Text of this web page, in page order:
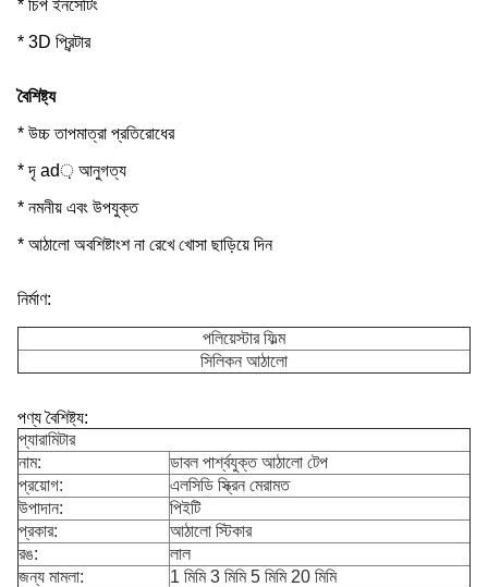
* চিপ ইনসেটিং
* 3D প্রিন্টার
বৈশিষ্ট্য
* উচ্চ তাপমাত্রা প্রতিরোধের
* দৃ ad় আনুগত্য
* নমনীয় এবং উপযুক্ত
* আঠালো অবশিষ্টাংশ না রেখে খোসা ছাড়িয়ে দিন
নির্মাণ:
পলিয়েস্টার ফিল্ম
সিলিকন আঠালো
পণ্য বৈশিষ্ট্য:
প্যারামিটার
নাম:
ডাবল পার্শ্বযুক্ত আঠালো টেপ
প্রয়োগ:
এলসিডি স্ক্রিন মেরামত
উপাদান:
পিইটি
প্রকার:
আঠালো স্টিকার
রঙ:
লাল
জন্য মামলা:
1 মিমি 3 মিমি 5 মিমি 20 মিমি